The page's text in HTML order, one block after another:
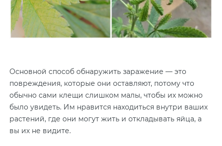
Основной способ обнаружить заражение — это
повреждения, которые они оставляют, потому что
обычно сами клещи слишком малы, чтобы их можно
было увидеть. Им нравится находиться внутри ваших
растений, где они могут жить и откладывать яйца, а
вы их не видите.